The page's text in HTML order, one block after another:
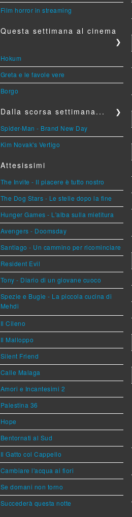
Film horror in streaming
Questa settimana al cinema
❯
Hokum
Greta e le favole vere
Borgo
Dalla scorsa settimana... ❯
Spider-Man - Brand New Day
Kim Novak's Vertigo
Attesissimi
The Invite - Il piacere è tutto nostro
The Dog Stars - Le stelle dopo la fine
Hunger Games - L'alba sulla mietitura
Avengers - Doomsday
Santiago - Un cammino per ricominciare
Resident Evil
Tony - Diario di un giovane cuoco
Spezie e Bugie - La piccola cucina di
Mehdi
Il Cileno
Il Malloppo
Silent Friend
Calle Malaga
Amori e Incantesimi 2
Palestina 36
Hope
Bentornati al Sud
Il Gatto col Cappello
Cambiare l'acqua ai fiori
Se domani non torno
Succederà questa notte